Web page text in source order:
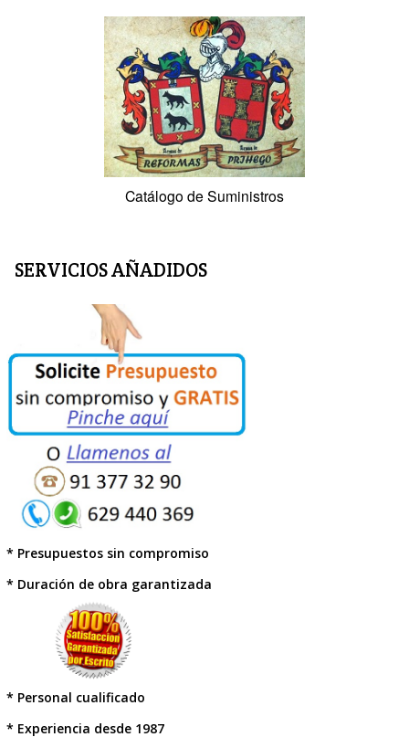
Reforma de Aire Acondicionado
Reformas de Cristalería
Reformas de Toldos